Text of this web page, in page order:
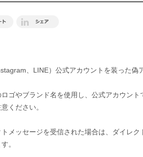
、LINE）公式アカウントを装った偽
ゴやブランド名を使用し、公式アカウン
ください。
メッセージを受信された場合は、ダイレ
。